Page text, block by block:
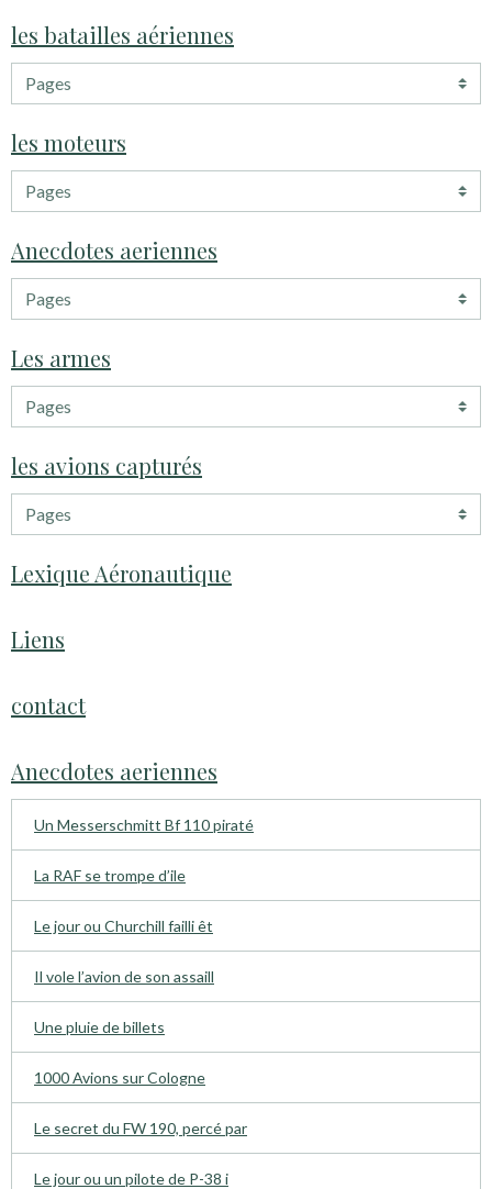
les batailles aériennes
les moteurs
Anecdotes aeriennes
Les armes
les avions capturés
Lexique Aéronautique
Liens
contact
Anecdotes aeriennes
Un Messerschmitt Bf 110 piraté
La RAF se trompe d’ile
Le jour ou Churchill failli êt
Il vole l’avion de son assaill
Une pluie de billets
1000 Avions sur Cologne
Le secret du FW 190, percé par
Le jour ou un pilote de P-38 i